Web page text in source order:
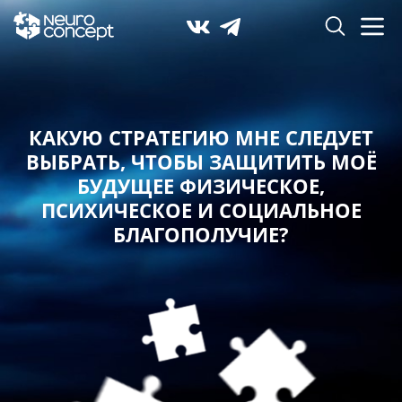
КАКУЮ СТРАТЕГИЮ МНЕ СЛЕДУЕТ
ВЫБРАТЬ,ЧТОБЫ ЗАЩИТИТЬ МОЁ
БУДУЩЕЕ ФИЗИЧЕСКОЕ,
ПСИХИЧЕСКОЕ И СОЦИАЛЬНОЕ
БЛАГОПОЛУЧИЕ?